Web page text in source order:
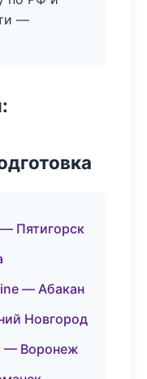
—
Пятигорск
— Абакан
Новгород
— Воронеж